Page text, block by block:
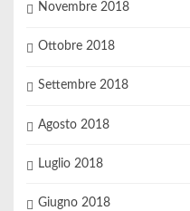
Novembre 2018
Ottobre 2018
Settembre 2018
Agosto 2018
Luglio 2018
Giugno 2018